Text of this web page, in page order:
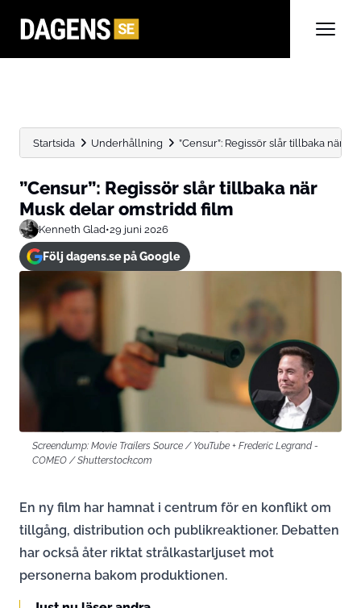
Startsida Underhållning ”Censur”: Regissör slår tillbaka när
”Censur”: Regissör slår tillbaka när
Musk delar omstridd film
Kenneth Glad•29 juni 2026
Följ dagens.se på Google
Screendump: Movie Trailers Source / YouTube + Frederic Legrand -
COMEO / Shutterstock.com
En ny film har hamnat i centrum för en konflikt om
tillgång, distribution och publikreaktioner. Debatten
har också åter riktat strålkastarljuset mot
personerna bakom produktionen.